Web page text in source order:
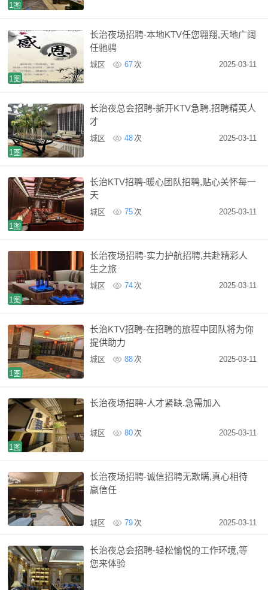
1图
1图
长治夜场招聘-本地KTV任您翱翔,天地广阔
任驰骋
城区 67 次 2025-03-11
1图
长治夜总会招聘-新开KTV急聘.招聘精英人
才
城区 48 次 2025-03-11
1图
长治KTV招聘-暖心团队招聘,贴心关怀每一
天
城区 75 次 2025-03-11
1图
长治夜场招聘-实力护航招聘,共赴精彩人
生之旅
城区 74 次 2025-03-11
1图
长治KTV招聘-在招聘的旅程中团队将为你
提供助力
城区 88 次 2025-03-11
1图
长治夜场招聘-人才紧缺.急需加入
城区 80 次 2025-03-11
长治夜场招聘-诚信招聘无欺瞒,真心相待
赢信任
城区 79 次 2025-03-11
长治夜总会招聘-轻松愉悦的工作环境,等
您来体验